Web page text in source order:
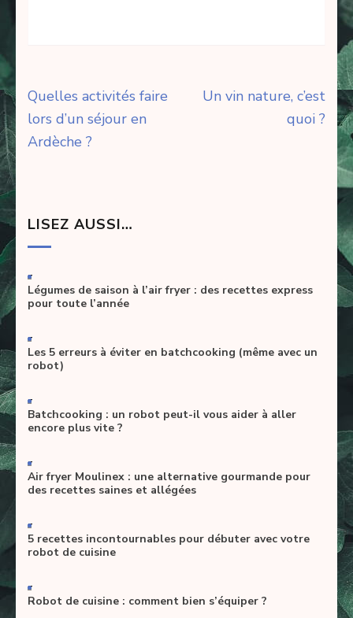
Navigation
de
l’article
Quelles activités faire
lors d’un séjour en
Ardèche ?
Un vin nature, c’est
quoi ?
LISEZ AUSSI…
-
Légumes de saison à l’air fryer : des recettes express
pour toute l’année
-
Les 5 erreurs à éviter en batchcooking (même avec un
robot)
-
Batchcooking : un robot peut-il vous aider à aller
encore plus vite ?
-
Air fryer Moulinex : une alternative gourmande pour
des recettes saines et allégées
-
5 recettes incontournables pour débuter avec votre
robot de cuisine
-
Robot de cuisine : comment bien s’équiper ?